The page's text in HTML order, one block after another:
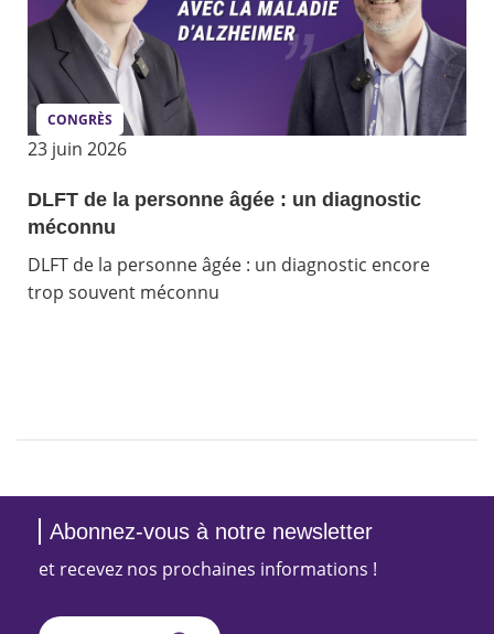
CONGRÈS
23 juin 2026
DLFT de la personne âgée : un diagnostic
méconnu
DLFT de la personne âgée : un diagnostic encore
trop souvent méconnu
Abonnez-vous à notre newsletter
et recevez nos prochaines informations !